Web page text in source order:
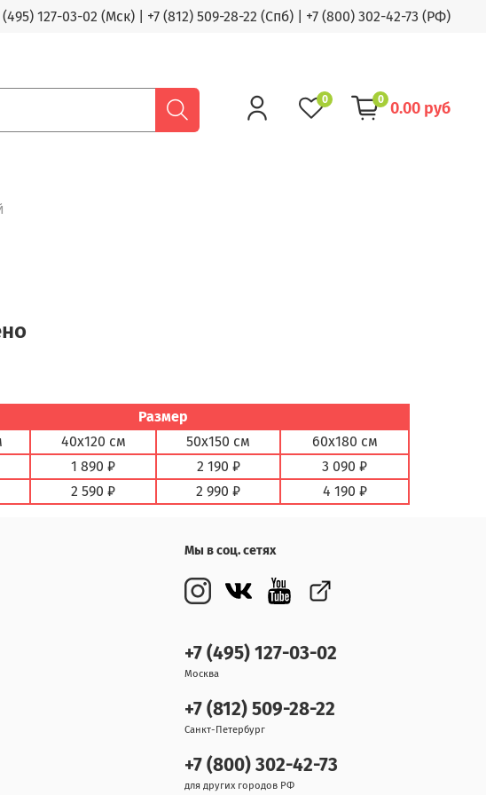
(495) 127-03-02 (Мск) +7 (812) 509-28-22 (Спб) +7 (800) 302-42-73 (РФ)
0 0 0.00 руб
Размер
40х120 см 50х150 см
60х180 см
1 890 ₽ 2 190 ₽
3 090 ₽
2 590 ₽ 2 990 ₽ 4 190 ₽
Мы в соц. сетях
+7 (495) 127-03-02
Москва
+7 (812) 509-28-22
Санкт-Петербург
+7 (800) 302-42-73
для других городов РФ